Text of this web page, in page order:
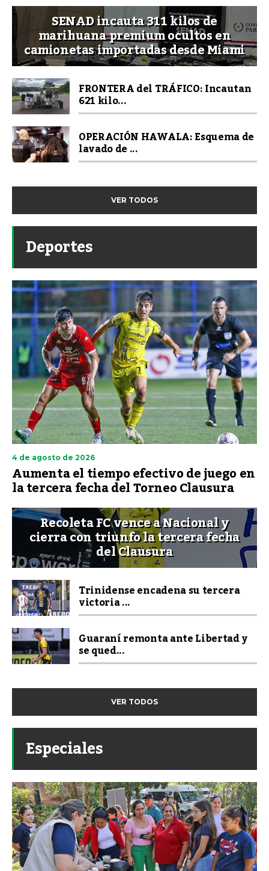
SENAD incauta 311 kilos de
marihuana premium ocultos en
camionetas importadas desde Miami
FRONTERA del TRÁFICO: Incautan
621 kilo...
OPERACIÓN HAWALA: Esquema de
lavado de ...
VER TODOS
Deportes
4 de agosto de 2026
Aumenta el tiempo efectivo de juego en
la tercera fecha del Torneo Clausura
Recoleta FC vence a Nacional y
cierra con triunfo la tercera fecha
del Clausura
Trinidense encadena su tercera
victoria ...
Guaraní remonta ante Libertad y
se qued...
VER TODOS
Especiales